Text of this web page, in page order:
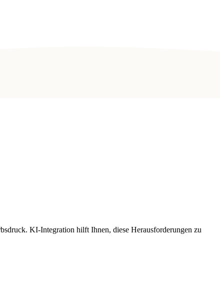
KI-Integration hilft Ihnen, diese Herausforderungen zu